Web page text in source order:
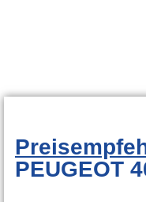
PEUGEOT